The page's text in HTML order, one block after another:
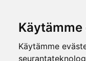
Käytämme